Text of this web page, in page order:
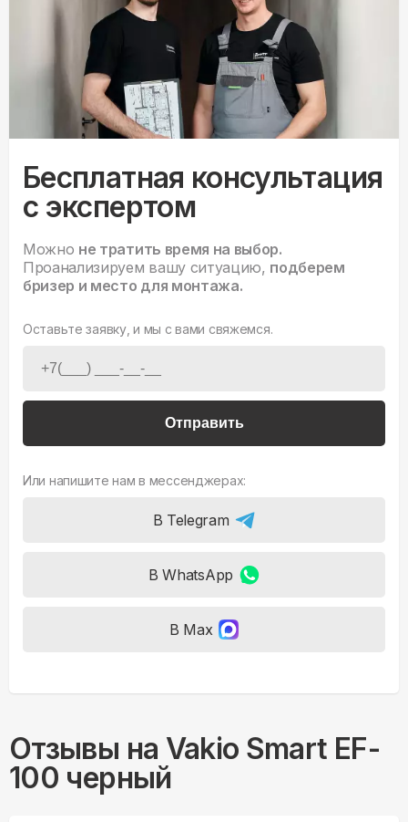
Бесплатная консультация
с экспертом
Можно не тратить время на выбор.
Проанализируем вашу ситуацию, подберем
бризер и место для монтажа.
Оставьте заявку, и мы с вами свяжемся.
Отправить
Или напишите нам в мессенджерах:
В Telegram
В WhatsApp
В Max
Отзывы на Vakio Smart EF-
100 черный